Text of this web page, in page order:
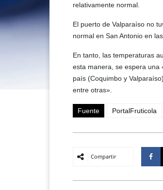
relativamente normal.
El puerto de Valparaíso no
normal en San Antonio en
En tanto, las temperaturas
esta manera, se espera una
país (Coquimbo y
entre otras».
Fuente PortalFruticola
Compartir